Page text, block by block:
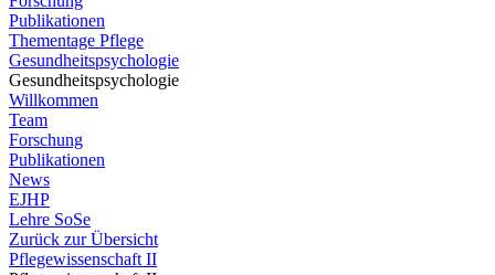
Publikationen
Thementage Pflege
Gesundheitspsychologie
Gesundheitspsychologie
Willkommen
Team
Forschung
Publikationen
News
EJHP
Lehre SoSe
Zurück zur Übersicht
Pflegewissenschaft II